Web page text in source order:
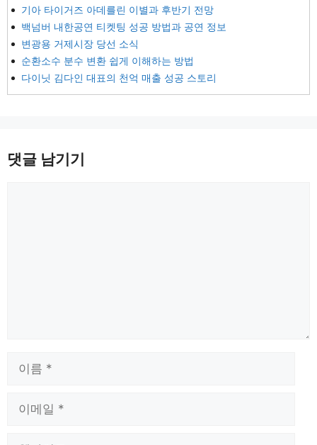
기아 타이거즈 아데를린 이별과 후반기 전망
백넘버 내한공연 티켓팅 성공 방법과 공연 정보
변광용 거제시장 당선 소식
순환소수 분수 변환 쉽게 이해하는 방법
다이닛 김다인 대표의 천억 매출 성공 스토리
댓글 남기기